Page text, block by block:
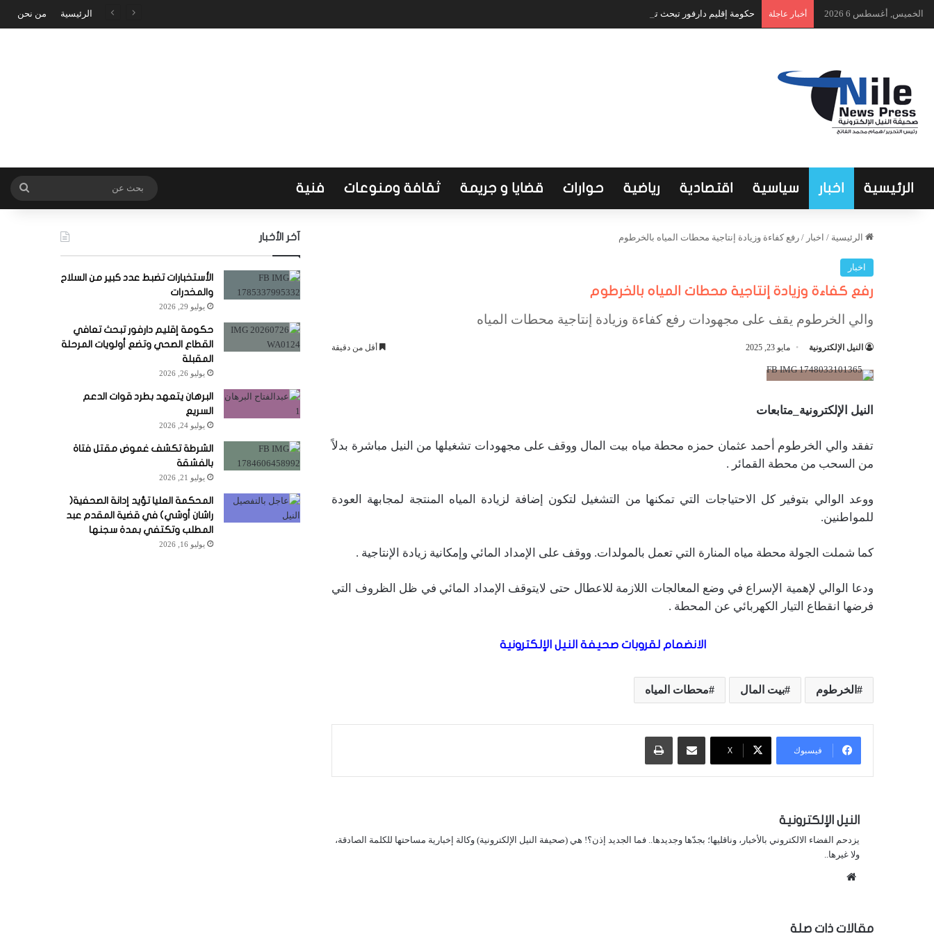
الخميس, أغسطس 6 2026 أخبار عاجلة حكومة إقليم دارفور تبحث تعافي القطاع الصحي وتضع أولويات المرحلة المقبلة الرئيسية من نحن
الرئيسية اخبار سياسية اقتصادية رياضية حوارات قضايا و جريمة ثقافة ومنوعات فنية بحث
عن
الرئيسية / اخبار / رفع كفاءة وزيادة إنتاجية محطات المياه بالخرطوم
اخبار
رفع كفاءة وزيادة إنتاجية محطات المياه بالخرطوم
والي الخرطوم يقف على مجهودات رفع كفاءة وزيادة إنتاجية محطات المياه
النيل الإلكترونية مايو 23, 2025 أقل من دقيقة
النيل الإلكترونية_متابعات
تفقد والي الخرطوم أحمد عثمان حمزه محطة مياه بيت المال ووقف على مجهودات تشغيلها من النيل مباشرة بدلاً
من السحب من محطة القمائر .
ووعد الوالي بتوفير كل الاحتياجات التي تمكنها من التشغيل لتكون إضافة لزيادة المياه المنتجة لمجابهة العودة
للمواطنين.
كما شملت الجولة محطة مياه المنارة التي تعمل بالمولدات. ووقف على الإمداد المائي وإمكانية زيادة الإنتاجية .
ودعا الوالي لإهمية الإسراع في وضع المعالجات اللازمة للاعطال حتى لايتوقف الإمداد المائي في ظل الظروف التي
فرضها انقطاع التيار الكهربائي عن المحطة .
الانضمام لقروبات صحيفة النيل الإلكترونية
الخرطوم بيت المال محطات المياه
فيسبوك X
مشاركة عبر البريد طباعة
النيل الإلكترونية
يزدحم الفضاء الالكتروني بالأخبار، وناقليها؛ بجدّها وجديدها.. فما الجديد إذن؟! هي (صحيفة النيل الإلكترونية) وكالة إخبارية مساحتها للكلمة الصادقة،
ولا غيرها..
مقالات ذات صلة
آخر الأخبار
الأستخبارات تضبط عدد كبير من السلاح
والمخدرات
يوليو 29, 2026
حكومة إقليم دارفور تبحث تعافي
القطاع الصحي وتضع أولويات المرحلة
المقبلة
يوليو 26, 2026
البرهان يتعهد بطرد قوات الدعم
السريع
يوليو 24, 2026
الشرطة تكشف غموض مقتل فتاة
بالفشقة
يوليو 21, 2026
المحكمة العليا تؤيد إدانة الصحفية(
راشان أوشي) في قضية المقدم عبد
المطلب وتكتفي بمدة سجنها
يوليو 16, 2026